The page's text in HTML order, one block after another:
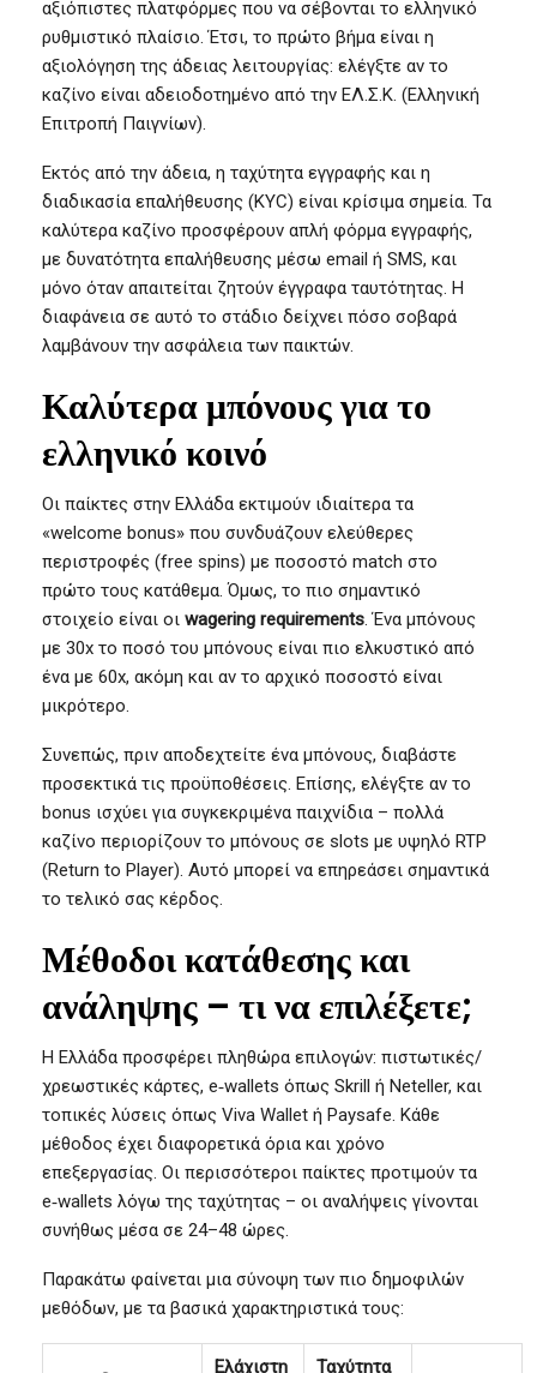
αξιόπιστες πλατφόρμες που να σέβονται το ελληνικό
ρυθμιστικό πλαίσιο. Έτσι, το πρώτο βήμα είναι η
αξιολόγηση της άδειας λειτουργίας: ελέγξτε αν το
καζίνο είναι αδειοδοτημένο από την ΕΛ.Σ.Κ. (Ελληνική
Επιτροπή Παιγνίων).
Εκτός από την άδεια, η ταχύτητα εγγραφής και η
διαδικασία επαλήθευσης (KYC) είναι κρίσιμα σημεία. Τα
καλύτερα καζίνο προσφέρουν απλή φόρμα εγγραφής,
με δυνατότητα επαλήθευσης μέσω email ή SMS, και
μόνο όταν απαιτείται ζητούν έγγραφα ταυτότητας. Η
διαφάνεια σε αυτό το στάδιο δείχνει πόσο σοβαρά
λαμβάνουν την ασφάλεια των παικτών.
Καλύτερα μπόνους για το
ελληνικό κοινό
Οι παίκτες στην Ελλάδα εκτιμούν ιδιαίτερα τα
«welcome bonus» που συνδυάζουν ελεύθερες
περιστροφές (free spins) με ποσοστό match στο
πρώτο τους κατάθεμα. Όμως, το πιο σημαντικό
στοιχείο είναι οι wagering requirements. Ένα μπόνους
με 30x το ποσό του μπόνους είναι πιο ελκυστικό από
ένα με 60x, ακόμη και αν το αρχικό ποσοστό είναι
μικρότερο.
Συνεπώς, πριν αποδεχτείτε ένα μπόνους, διαβάστε
προσεκτικά τις προϋποθέσεις. Επίσης, ελέγξτε αν το
bonus ισχύει για συγκεκριμένα παιχνίδια – πολλά
καζίνο περιορίζουν το μπόνους σε slots με υψηλό RTP
(Return to Player). Αυτό μπορεί να επηρεάσει σημαντικά
το τελικό σας κέρδος.
Μέθοδοι κατάθεσης και
ανάληψης – τι να επιλέξετε;
Η Ελλάδα προσφέρει πληθώρα επιλογών: πιστωτικές/
χρεωστικές κάρτες, e‑wallets όπως Skrill ή Neteller, και
τοπικές λύσεις όπως Viva Wallet ή Paysafe. Κάθε
μέθοδος έχει διαφορετικά όρια και χρόνο
επεξεργασίας. Οι περισσότεροι παίκτες προτιμούν τα
e‑wallets λόγω της ταχύτητας – οι αναλήψεις γίνονται
συνήθως μέσα σε 24–48 ώρες.
Παρακάτω φαίνεται μια σύνοψη των πιο δημοφιλών
μεθόδων, με τα βασικά χαρακτηριστικά τους:
Ελάχιστη Ταχύτητα